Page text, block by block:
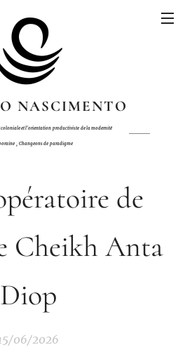
NASCIMENTO
coloniale et l'orientation productiviste dela modernité
, Changeons de paradigme
de
Cheikh Anta
Diop
06/2026